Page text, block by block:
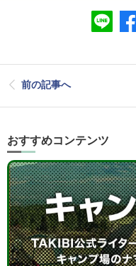
前の記事へ
おすすめコンテンツ